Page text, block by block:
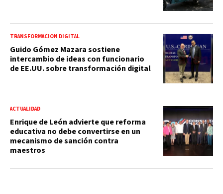
TRANSFORMACIÓN DIGITAL
Guido Gómez Mazara sostiene
intercambio de ideas con funcionario
de EE.UU. sobre transformación digital
ACTUALIDAD
Enrique de León advierte que reforma
educativa no debe convertirse en un
mecanismo de sanción contra
maestros